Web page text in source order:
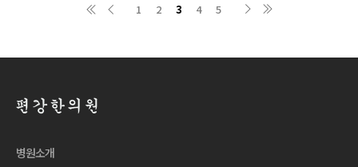
Hit : 11
1 2 3 4 5
병원소개